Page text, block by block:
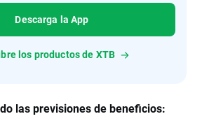
Descarga la App
los productos de XTB
las previsiones de beneficios: